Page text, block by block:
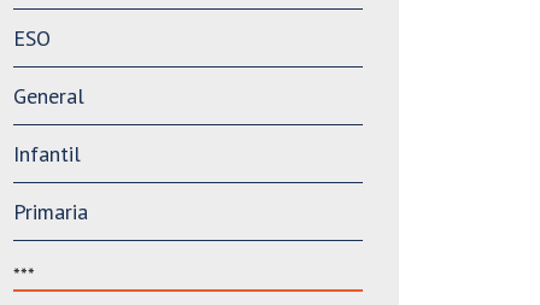
ESO
General
Infantil
Primaria
***